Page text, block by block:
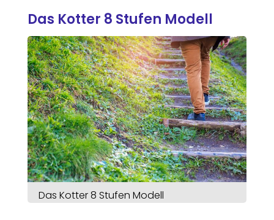
Das Kotter 8 Stufen Modell
Das Kotter 8 Stufen Modell